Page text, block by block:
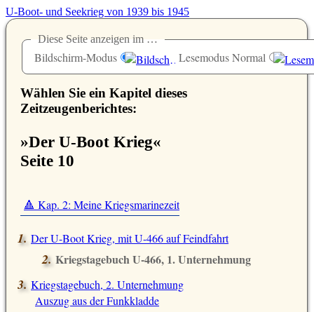
U-Boot- und Seekrieg von 1939 bis 1945
Diese Seite anzeigen im …
Bildschirm-Modus Lesemodus Normal
Wählen Sie ein Kapitel dieses
Zeitzeugenberichtes:
»Der U-Boot Krieg«
Seite 10
🔺 Kap. 2: Meine Kriegsmarinezeit
Der U-Boot Krieg, mit U-466 auf Feindfahrt
Kriegstagebuch U-466, 1. Unternehmung
Kriegstagebuch, 2. Unternehmung
Auszug aus der Funkkladde